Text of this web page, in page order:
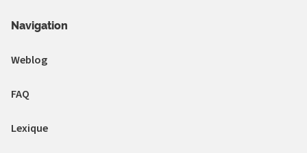
Navigation
Weblog
FAQ
Lexique